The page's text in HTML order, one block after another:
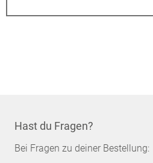
Hast du Fragen?
Bei Fragen zu deiner Bestellung: